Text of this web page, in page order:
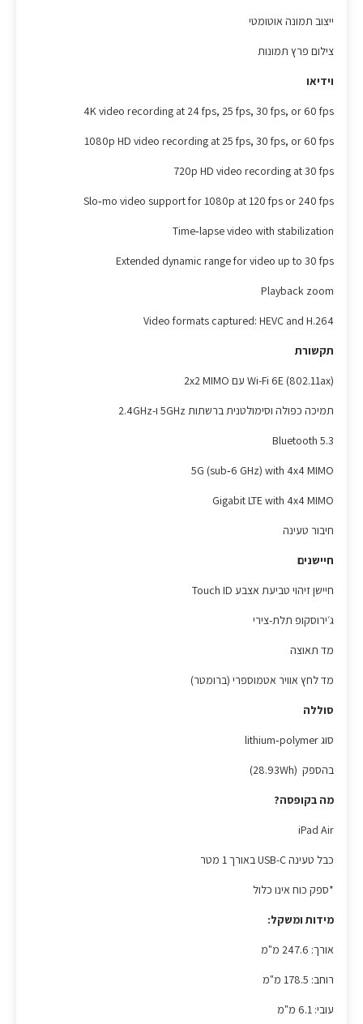
ייצוב תמונה אוטומטי
צילום פרץ תמונות
וידיאו
4K video recording at 24 fps, 25 fps, 30 fps, or 60 fps
1080p HD video recording at 25 fps, 30 fps, or 60 fps
720p HD video recording at 30 fps
Slo‑mo video support for 1080p at 120 fps or 240 fps
Time‑lapse video with stabilization
Extended dynamic range for video up to 30 fps
Playback zoom
Video formats captured: HEVC and H.264
תקשורת
Wi‐Fi 6E (802.11ax) עם 2x2 MIMO
תמיכה כפולה וסימולטנית ברשתות 5GHz ו-2.4GHz
5.3 Bluetooth
5G (sub‑6 GHz) with 4x4 MIMO
Gigabit LTE with 4x4 MIMO
חיבור טעינה
חיישנים
חיישן זיהוי טביעת אצבע Touch ID
ג׳ירוסקופ תלת-צירי
מד תאוצה
מד לחץ אוויר אטמוספרי (ברומטר)
סוללה
סוג lithium‑polymer
בהספק (28.93Wh)
מה בקופסה?
iPad Air
כבל טעינה USB-C באורך 1 מטר
*ספק כוח אינו כלול
מידות ומשקל:
אורך: 247.6 מ"מ
רוחב: 178.5 מ"מ
עובי: 6.1 מ"מ